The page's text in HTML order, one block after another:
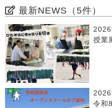
最新NEWS（5件）
2026
授業
令和